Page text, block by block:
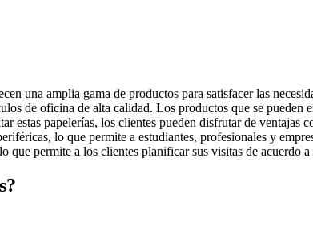
una amplia gama de productos para satisfacer las
de oficina de alta calidad. Los productos que se pueden
estas papelerías, los clientes pueden disfrutar de ventajas
lo que permite a estudiantes, profesionales y
que permite a los clientes planificar sus visitas de acuerdo